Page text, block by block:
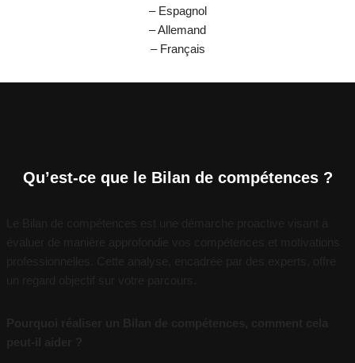
– Espagnol
– Allemand
– Français
Qu’est-ce que le Bilan de compétences ?